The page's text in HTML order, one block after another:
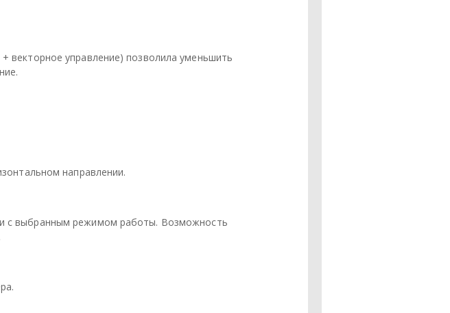
векторное управление) позволила уменьшить
направлении.
с выбранным режимом работы. Возможность